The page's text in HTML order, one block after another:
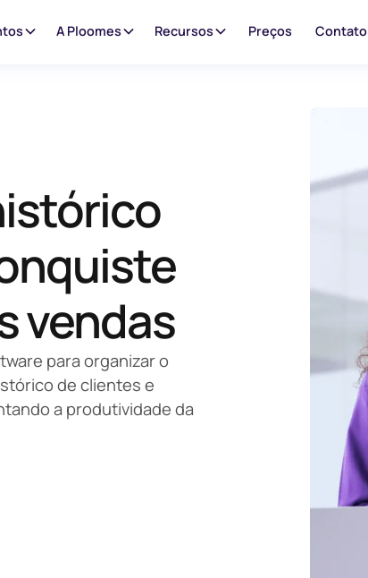
A Ploomes Recursos Preços Contato
vendas
para organizar o
de clientes e
a produtividade da